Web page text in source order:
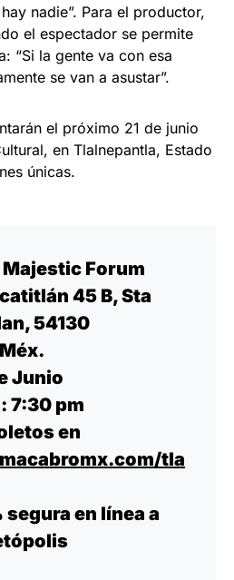
nadie”. Para el productor,
el espectador se permite
“Si la gente va con esa
se van a asustar”.
el próximo 21 de junio
en Tlalnepantla, Estado
únicas.
Majestic Forum
45 B, Sta
54130
Junio
7:30 pm
en
tla
segura en línea a